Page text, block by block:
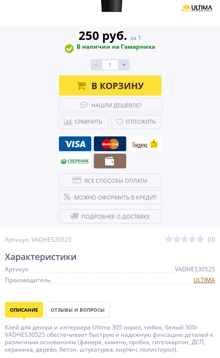
Артикул: VADHES30525 (0)
250 руб. за 1
В наличии на Гамарника
- +
В КОРЗИНУ
НАШЛИ ДЕШЕВЛЕ?
СРАВНИТЬ ОТЛОЖИТЬ
ВСЕ СПОСОБЫ ОПЛАТЫ
МОЖНО ОФОРМИТЬ В КРЕДИТ
ПОДРОБНЕЕ О ДОСТАВКЕ
Характеристики
Артикул
VADHES30525
Производитель
ULTIMA
ОПИСАНИЕ ОТЗЫВЫ И ВОПРОСЫ
Клей для декора и интерьера Ultima 305 акрил, тюбик, белый 300г
VADHES30525 обеспечивает быструю и надежную фиксацию деталей к
различным основаниям (фанера, камень, пробка, гипсокартон, ДСП,
керамика, дерево, бетон, штукатурка, кирпич, полистирол).